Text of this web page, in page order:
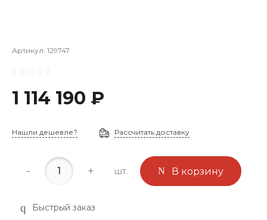
Артикул: 129747
1 114 190 ₽
Нашли дешевле? Рассчитать доставку
- + шт. В корзину
Быстрый заказ